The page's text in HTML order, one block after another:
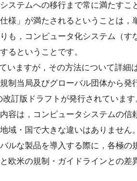
ステムへの移行まで常に満たすこ
様」が満たされるということは，
も，コンピュータ化システム（す
るということです。
いますが，その方法について詳細
制当局及びグローバル団体から発
訂版ドラフトが発行されています
容は，コンピュータシステムの信
域・国で大きな違いはありません
ルな製品を導入する際に，各極の
欧米の規制・ガイドラインとの差